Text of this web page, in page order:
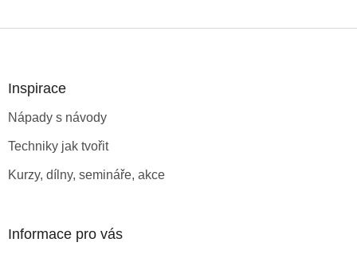
Inspirace
Nápady s návody
Techniky jak tvořit
Kurzy, dílny, semináře, akce
Informace pro vás